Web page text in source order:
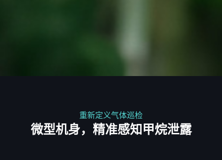
重新定义气体巡检
微型机身，精准感知甲烷泄露